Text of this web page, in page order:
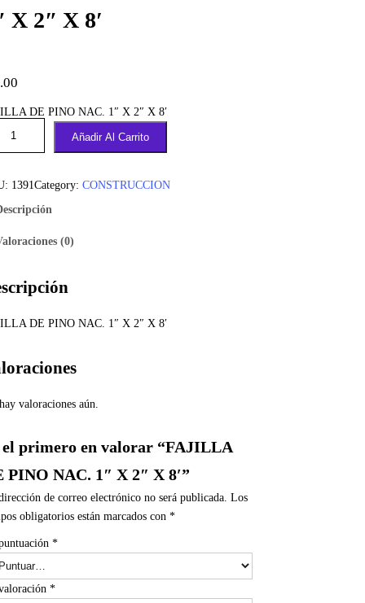
X 2″ X 8′
DE PINO NAC. 1″ X 2″ X 8′
Añadir Al Carrito
1391Category: CONSTRUCCION
(0)
DE PINO NAC. 1″ X 2″ X 8′
valoraciones aún.
el primero en valorar “FAJILLA
PINO NAC. 1″ X 2″ X 8′”
de correo electrónico no será publicada. Los
obligatorios están marcados con *
*
*